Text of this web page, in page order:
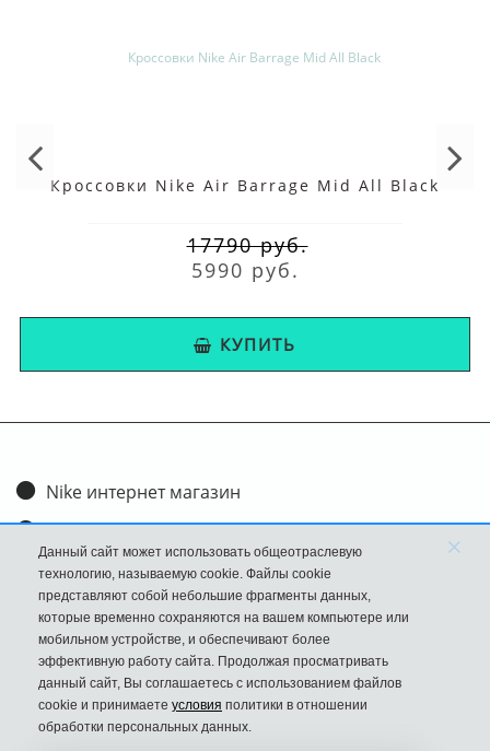
Кроссовки Nike Air Barrage Mid All Black
17790 руб.
5990 руб.
КУПИТЬ
Nike интернет магазин
Доставка и оплата
Обмен и возврат
Размеры
FAQ
Новости
Политика Конфиденциальности
Данный сайт может использовать общеотраслевую
технологию, называемую cookie. Файлы cookie
представляют собой небольшие фрагменты данных,
которые временно сохраняются на вашем компьютере или
мобильном устройстве, и обеспечивают более
эффективную работу сайта. Продолжая просматривать
данный сайт, Вы соглашаетесь с использованием файлов
cookie и принимаете условия политики в отношении
обработки персональных данных.
×